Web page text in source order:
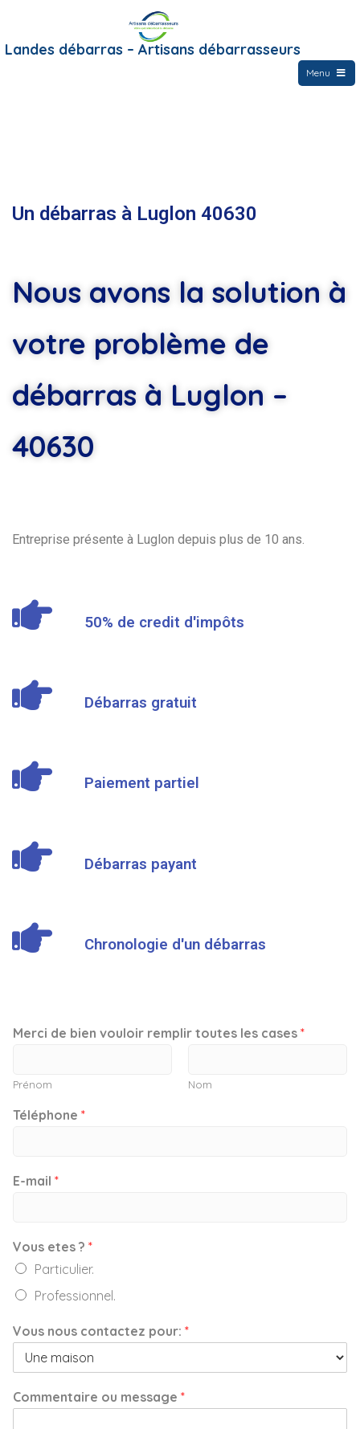
Landes débarras – Artisans débarrasseurs
Menu
Un débarras à Luglon 40630
Nous avons la solution à
votre problème de
débarras à Luglon –
40630
Entreprise présente à Luglon depuis plus de 10 ans.
50% de credit d'impôts
Débarras gratuit
Paiement partiel
Débarras payant
Chronologie d'un débarras
Merci de bien vouloir remplir toutes les cases *
Prénom Nom
Téléphone *
E-mail *
Vous etes ? *
Particulier.
Professionnel.
Vous nous contactez pour: *
Commentaire ou message *